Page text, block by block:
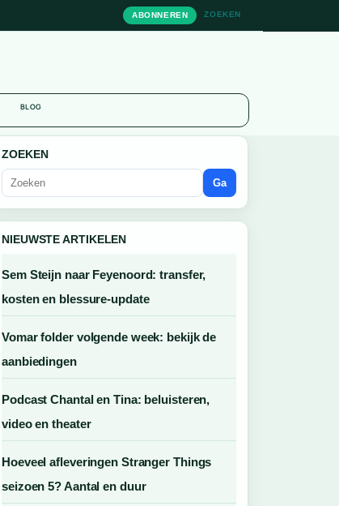
ABONNEREN ZOEKEN
BLOG
ZOEKEN
Ga
NIEUWSTE ARTIKELEN
Sem Steijn naar Feyenoord: transfer,
kosten en blessure-update
Vomar folder volgende week: bekijk de
aanbiedingen
Podcast Chantal en Tina: beluisteren,
video en theater
Hoeveel afleveringen Stranger Things
seizoen 5? Aantal en duur